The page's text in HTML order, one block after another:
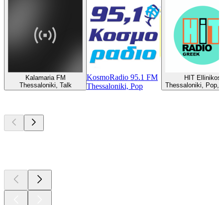
Kalamaria FM
Thessaloniki, Talk
KosmoRadio 95.1 FM
Thessaloniki, Pop
HIT Ellinikos
Thessaloniki, Pop,